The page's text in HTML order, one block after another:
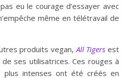
eu le courage d’essayer avec
même en télétravail de
produits vegan,All Tigers est
ses utilisatrices. Ces rouges à
plus intenses ont été créés en